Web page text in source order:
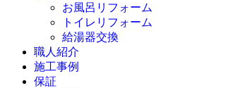
お風呂リフォーム
トイレリフォーム
給湯器交換
職人紹介
施工事例
保証